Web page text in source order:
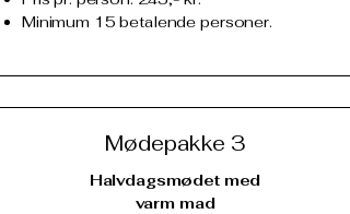
Minimum 15 betalende personer.
Mødepakke 3
Halvdagsmødet med
varm mad